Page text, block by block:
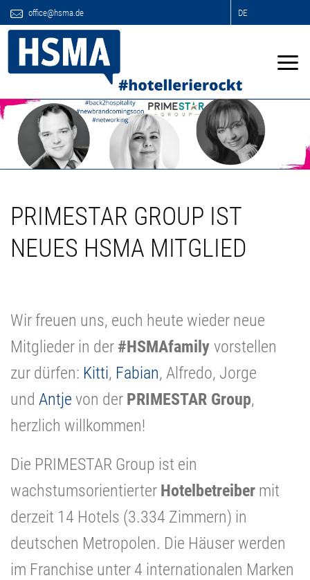
office@hsma.de DE
PRIMESTAR GROUP IST
NEUES HSMA MITGLIED
Wir freuen uns, euch heute wieder neue
Mitglieder in der #HSMAfamily vorstellen
zur dürfen: Kitti, Fabian, Alfredo, Jorge
und Antje von der PRIMESTAR Group,
herzlich willkommen!
Die PRIMESTAR Group ist ein
wachstumsorientierter Hotelbetreiber mit
derzeit 14 Hotels (3.334 Zimmern) in
deutschen Metropolen. Die Häuser werden
im Franchise unter 4 internationalen Marken